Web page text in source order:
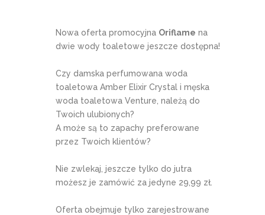
Nowa oferta promocyjna Oriflame na
dwie wody toaletowe jeszcze dostępna!
Czy damska perfumowana woda
toaletowa Amber Elixir Crystal i męska
woda toaletowa Venture, należą do
Twoich ulubionych?
A może są to zapachy preferowane
przez Twoich klientów?
Nie zwlekaj, jeszcze tylko do jutra
możesz je zamówić za jedyne 29,99 zł.
Oferta obejmuje tylko zarejestrowane